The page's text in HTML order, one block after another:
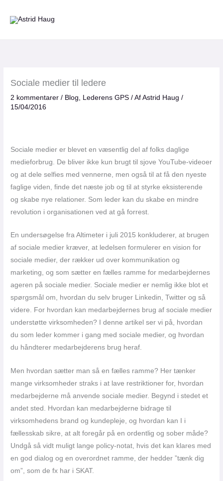
Sociale medier til ledere
2 kommentarer / Blog, Lederens GPS / AfAstrid Haug/
15/04/2016
Sociale medier er blevet en væsentlig del af folks daglige
medieforbrug. De bliver ikke kun brugt til sjove YouTube-videoer
og at dele selfies med vennerne, men også til at få den nyeste
faglige viden, finde det næste job og til at styrke eksisterende
og skabe nye relationer. Som leder kan du skabe en mindre
revolution i organisationen ved at gå forrest.
En undersøgelse fra Altimeter i juli 2015 konkluderer, at brugen
af sociale medier kræver, at ledelsen formulerer en vision for
sociale medier, der rækker ud over kommunikation og
marketing, og som sætter en fælles ramme for medarbejdernes
ageren på sociale medier. Sociale medier er nemlig ikke blot et
spørgsmål om, hvordan du selv bruger Linkedin, Twitter og så
videre. For hvordan kan medarbejdernes brug af sociale medier
understøtte virksomheden? I denne artikel ser vi på, hvordan
du som leder kommer i gang med sociale medier, og hvordan
du håndterer medarbejderens brug heraf.
Men hvordan sætter man så en fælles ramme? Her tænker
mange virksomheder straks i at lave restriktioner for, hvordan
medarbejderne må anvende sociale medier. Begynd i stedet et
andet sted. Hvordan kan medarbejderne bidrage til
virksomhedens brand og kundepleje, og hvordan kan I i
fællesskab sikre, at alt foregår på en ordentlig og sober måde?
Undgå så vidt muligt lange policy-notat, hvis det kan klares med
en god dialog og en overordnet ramme, der hedder ”tænk dig
om”, som de fx har i SKAT.